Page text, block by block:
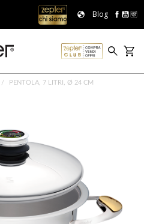
Blog
PENTOLA, 7 LITRI, Ø 24 CM